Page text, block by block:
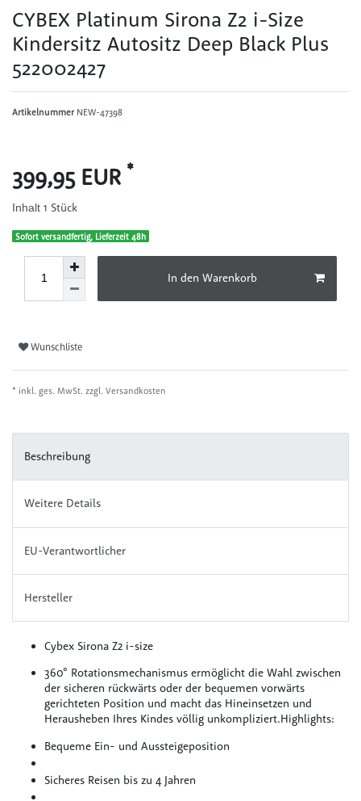
CYBEX Platinum Sirona Z2 i-Size
Kindersitz Autositz Deep Black Plus
522002427
Artikelnummer NEW-47398
399,95 EUR *
Inhalt 1 Stück
Sofort versandfertig, Lieferzeit 48h
In den Warenkorb
Wunschliste
* inkl. ges. MwSt. zzgl. Versandkosten
Beschreibung
Weitere Details
EU-Verantwortlicher
Hersteller
Cybex Sirona Z2 i-size
360° Rotationsmechanismus ermöglicht die Wahl zwischen
der sicheren rückwärts oder der bequemen vorwärts
gerichteten Position und macht das Hineinsetzen und
Herausheben Ihres Kindes völlig unkompliziert.Highlights:
Bequeme Ein- und Aussteigeposition
Sicheres Reisen bis zu 4 Jahren